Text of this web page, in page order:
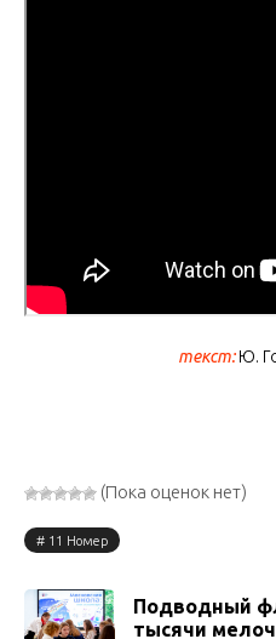
текст:Ю.
(Пока оценок нет)
11 Номер
Подводный
тысячи